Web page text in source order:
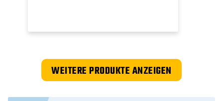
WEITERE PRODUKTE ANZEIGEN